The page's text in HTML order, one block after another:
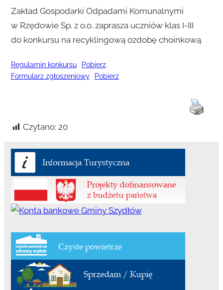
Zakład Gospodarki Odpadami Komunalnymi
w Rzędowie Sp. z o.o. zaprasza uczniów klas I-III
do konkursu na recyklingową ozdobę choinkową.
Regulamin konkursu
Pobierz
Formularz zgłoszeniowy
Pobierz
Czytano: 20